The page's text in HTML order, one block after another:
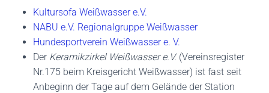
Kultursofa Weißwasser e.V.
NABU e.V. Regionalgruppe Weißwasser
Hundesportverein Weißwasser e. V.
Der Ke­ra­mik­zir­kel Weiß­was­ser e.V.(Ver­eins­re­gis­ter
Nr.175 beim Kreis­ge­richt Weiß­was­ser) ist fast seit
Anbeginn der Tage auf dem Gelände der Station